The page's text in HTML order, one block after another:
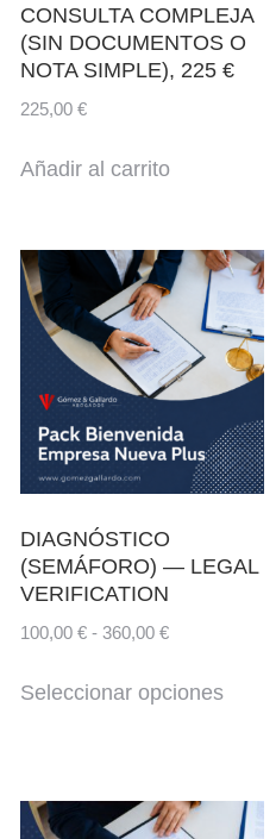
CONSULTA COMPLEJA
(SIN DOCUMENTOS O
NOTA SIMPLE), 225 €
225,00 €
Añadir al carrito
DIAGNÓSTICO
(SEMÁFORO) — LEGAL
VERIFICATION
100,00 € - 360,00 €
Seleccionar opciones